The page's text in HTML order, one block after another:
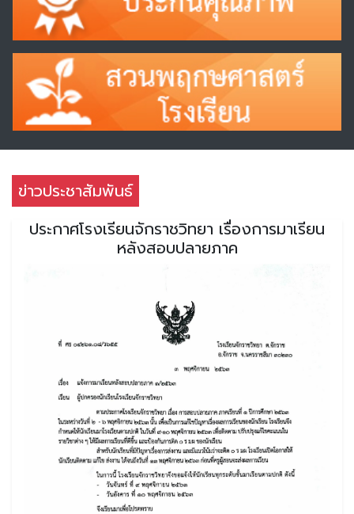
ข่าวประชาสัมพันธ์
ประกาศโรงเรียนจักราชวิทยา เรื่องการมาเรียน
หลังสอบปลายภาค